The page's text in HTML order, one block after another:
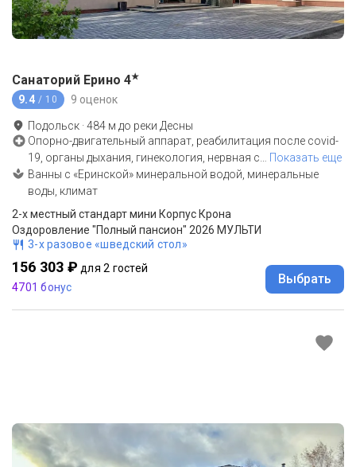
Санаторий Ерино 4★
9.4 / 10 9 оценок
Подольск ·484 м до реки Десны
Опорно-двигательный аппарат, реабилитация после covid-
19, органы дыхания, гинекология, нервная с… Показать еще
Ванны с «Еринской» минеральной водой, минеральные
воды, климат
2-x местный стандарт мини Корпус Крона
Оздоровление "Полный пансион" 2026 МУЛЬТИ
3-х разовое «шведский стол»
156 303 ₽ для 2 гостей
4701 бонус
Выбрать